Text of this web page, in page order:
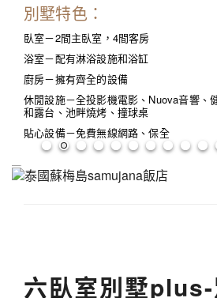
別墅特色：
臥室－2間主臥室，4間客房
浴室－配有淋浴設施和浴缸
廚房－擁有齊全的設備
休閒設施－全投影機電影、Nuova音響、
和露台、池畔燒烤、撞球桌
貼心設備－免費無線網路、保全
六臥室別墅